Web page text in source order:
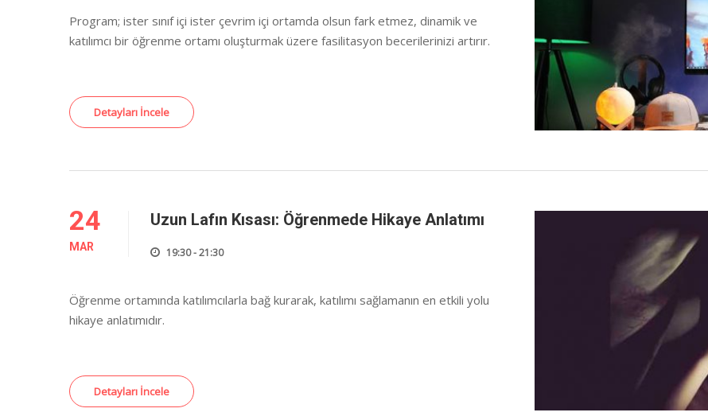
Program; ister sınıf içi ister çevrim içi ortamda olsun fark etmez, dinamik ve
katılımcı bir öğrenme ortamı oluşturmak üzere fasilitasyon becerilerinizi artırır.
Detayları İncele
24
MAR
Uzun Lafın Kısası: Öğrenmede Hikaye Anlatımı
19:30 - 21:30
Öğrenme ortamında katılımcılarla bağ kurarak, katılımı sağlamanın en etkili yolu
hikaye anlatımıdır.
Detayları İncele